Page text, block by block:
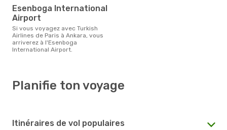
Esenboga International
Airport
Si vous voyagez avec Turkish
Airlines de Paris à Ankara, vous
arriverez à l'Esenboga
International Airport.
Planifie ton voyage
Itinéraires de vol populaires